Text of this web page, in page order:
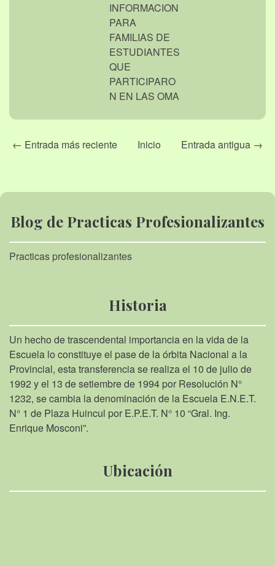
INFORMACION
PARA
FAMILIAS DE
ESTUDIANTES
QUE
PARTICIPARO
N EN LAS OMA
← Entrada más reciente Entrada antigua →
Inicio
Blog de Practicas Profesionalizantes
Practicas profesionalizantes
Historia
Un hecho de trascendental importancia en la vida de la
Escuela lo constituye el pase de la órbita Nacional a la
Provincial, esta transferencia se realiza el 10 de julio de
1992 y el 13 de setiembre de 1994 por Resolución N°
1232, se cambia la denominación de la Escuela E.N.E.T.
N° 1 de Plaza Huincul por E.P.E.T. N° 10 “Gral. Ing.
Enrique Mosconi”.
Ubicación